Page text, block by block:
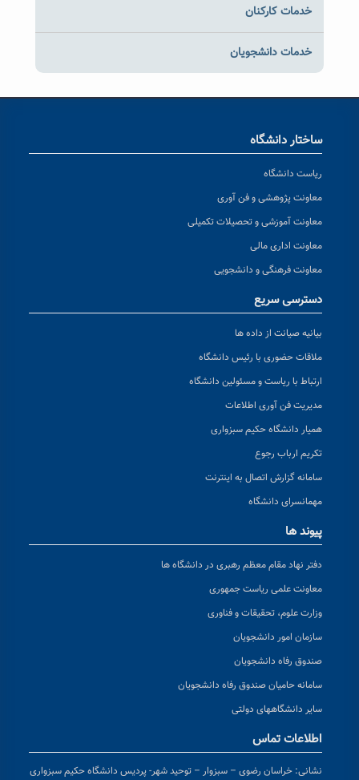
خدمات کارکنان
خدمات دانشجویان
ساختار دانشگاه
ریاست دانشگاه
معاونت پژوهشی و فن آوری
معاونت آموزشی و تحصیلات تکمیلی
معاونت اداری مالی
معاونت فرهنگی و دانشجویی
دسترسی سریع
بیانیه صیانت از داده ها
ملاقات حضوری با رئیس دانشگاه
ارتباط با ریاست و مسئولین دانشگاه
مدیریت فن آوری اطلاعات
همیار دانشگاه حکیم سبزواری
تکریم ارباب رجوع
سامانه گزارش اتصال به اینترنت
مهمانسرای دانشگاه
پیوند ها
دفتر نهاد مقام معظم رهبری در دانشگاه ها
معاونت علمی ریاست جمهوری
وزارت علوم، تحقیقات و فناوری
سازمان امور دانشجویان
صندوق رفاه دانشجویان
سامانه حامیان صندوق رفاه دانشجویان
سایر دانشگاههای دولتی
اطلاعات تماس
نشانی: خراسان رضوی – سبزوار – توحید شهر- پردیس دانشگاه حکیم سبزواری